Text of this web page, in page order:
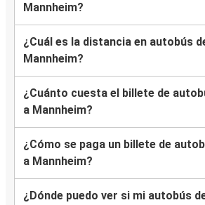
Mannheim?
¿Cuál es la distancia en autobús
Mannheim?
¿Cuánto cuesta el billete de
a Mannheim?
¿Cómo se paga un billete de
a Mannheim?
¿Dónde puedo ver si mi autobús